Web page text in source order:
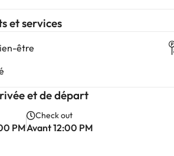
et services
être
et de départ
PM
Check out
Avant 12:00 PM